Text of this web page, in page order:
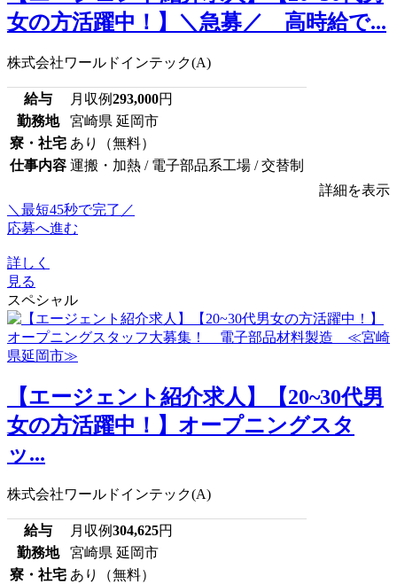
女の方活躍中！】＼急募／ 高時給で...
株式会社ワールドインテック(A)
給与 月収例293,000円
勤務地
宮崎県 延岡市
寮・社宅 あり（無料）
仕事内容 運搬・加熱 / 電子部品系工場 / 交替制
詳細を表示
＼最短45秒で完了／
応募へ進む
詳しく
見る
スペシャル
【エージェント紹介求人】【20~30代男
女の方活躍中！】オープニングスタ
ッ...
株式会社ワールドインテック(A)
給与 月収例304,625円
勤務地
宮崎県 延岡市
寮・社宅 あり（無料）